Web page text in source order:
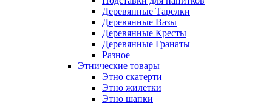
Деревянные Тарелки
Деревянные Вазы
Деревянные Кресты
Деревянные Гранаты
Разное
Этнические товары
Этно скатерти
Этно жилетки
Этно шапки